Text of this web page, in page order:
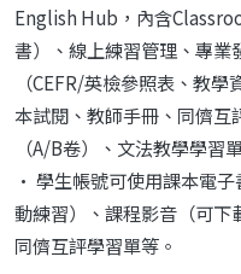
English Hub，內含
書）、線上練習管理、專業
（CEFR/英檢參照表、教
本試閱、教師手冊、同儕
（A/B卷）、文法教學學習
• 學生帳號可使用課本電
動練習）、課程影音（可下
同儕互評學習單等。